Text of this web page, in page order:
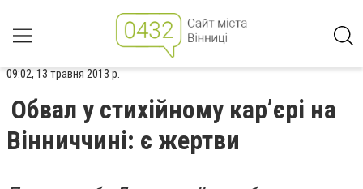
09:02, 13 травня 2013 р.
Обвал у стихійному кар’єрі на
Вінниччині: є жертви